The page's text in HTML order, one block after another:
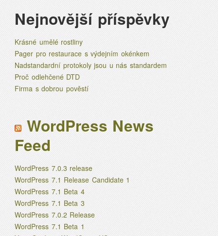
Nejnovější příspěvky
Krásné umělé rostliny
Pager pro restaurace s výdejním okénkem
Nadstandardní protokoly jsou u nás standardem
Proč odlehčené DTD
Firma s dobrou pověstí
WordPress News
Feed
WordPress 7.0.3 release
WordPress 7.1 Release Candidate 1
WordPress 7.1 Beta 4
WordPress 7.1 Beta 3
WordPress 7.0.2 Release
WordPress 7.1 Beta 1